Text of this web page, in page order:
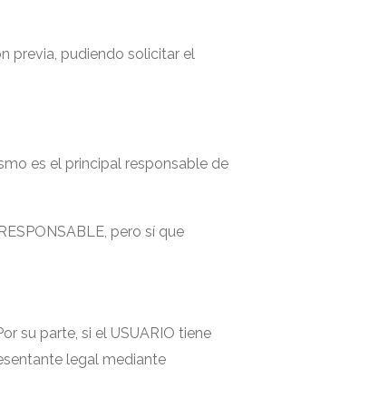
previa, pudiendo solicitar el
es el principal responsable de
pero sí que
su parte, si el USUARIO tiene
legal mediante